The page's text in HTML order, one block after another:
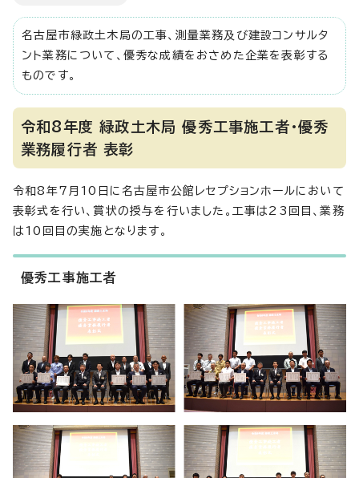
名古屋市緑政土木局の工事、測量業務及び建設コンサルタ
ント業務について、優秀な成績をおさめた企業を表彰する
ものです。
令和8年度 緑政土木局 優秀工事施工者・優秀
業務履行者 表彰
令和8年7月10日に名古屋市公館レセプションホールにおいて
表彰式を行い、賞状の授与を行いました。工事は23回目、業務
は10回目の実施となります。
優秀工事施工者